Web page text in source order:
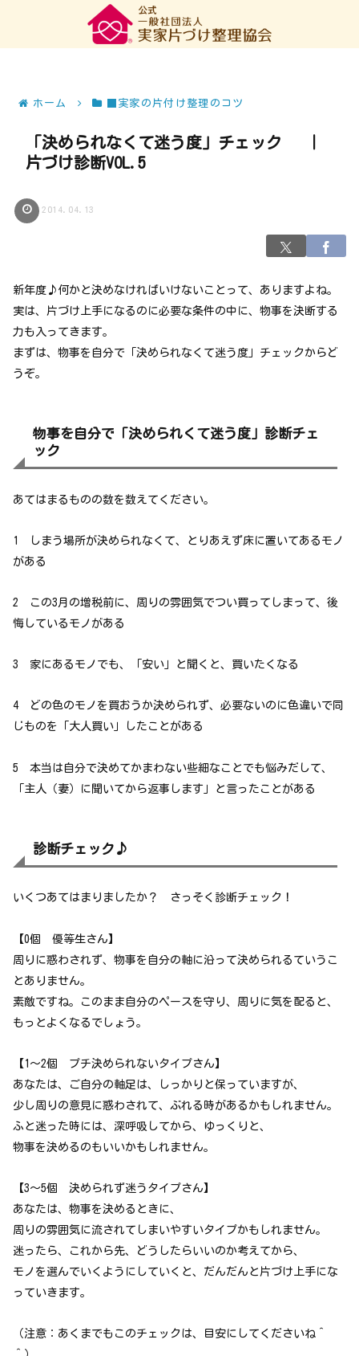
ホーム ■実家の片付け整理のコツ
「決められなくて迷う度」チェック ｜
片づけ診断VOL.5
2014.04.13
新年度♪何かと決めなければいけないことって、ありますよね。
実は、片づけ上手になるのに必要な条件の中に、物事を決断する
力も入ってきます。
まずは、物事を自分で「決められなくて迷う度」チェックからど
うぞ。
物事を自分で「決められくて迷う度」診断チェ
ック
あてはまるものの数を数えてください。
1 しまう場所が決められなくて、とりあえず床に置いてあるモノ
がある
2 この3月の増税前に、周りの雰囲気でつい買ってしまって、後
悔しているモノがある
3 家にあるモノでも、「安い」と聞くと、買いたくなる
4 どの色のモノを買おうか決められず、必要ないのに色違いで同
じものを「大人買い」したことがある
5 本当は自分で決めてかまわない些細なことでも悩みだして、
「主人（妻）に聞いてから返事します」と言ったことがある
診断チェック♪
いくつあてはまりましたか？ さっそく診断チェック！
【0個 優等生さん】
周りに惑わされず、物事を自分の軸に沿って決められるていうこ
とありません。
素敵ですね。このまま自分のペースを守り、周りに気を配ると、
もっとよくなるでしょう。
【1～2個 プチ決められないタイプさん】
あなたは、ご自分の軸足は、しっかりと保っていますが、
少し周りの意見に惑わされて、ぶれる時があるかもしれません。
ふと迷った時には、深呼吸してから、ゆっくりと、
物事を決めるのもいいかもしれません。
【3～5個 決められず迷うタイプさん】
あなたは、物事を決めるときに、
周りの雰囲気に流されてしまいやすいタイプかもしれません。
迷ったら、これから先、どうしたらいいのか考えてから、
モノを選んでいくようにしていくと、だんだんと片づけ上手にな
っていきます。
（注意：あくまでもこのチェックは、目安にしてくださいね＾